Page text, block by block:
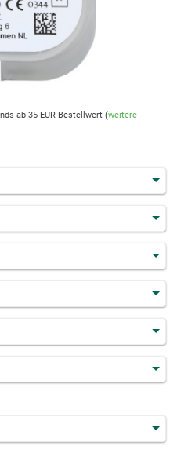
ab 35 EUR Bestellwert (weitere